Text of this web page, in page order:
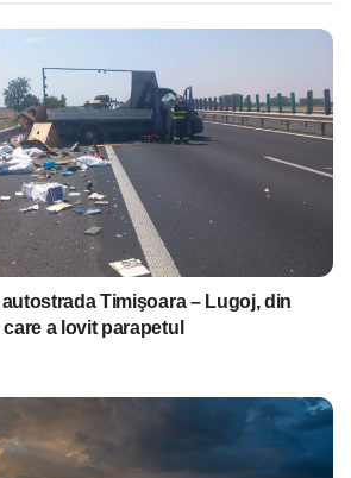
Timişoara – Lugoj, din
a lovit parapetul